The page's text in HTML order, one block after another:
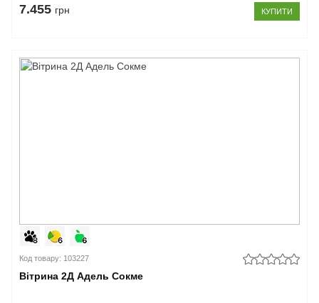
7.455 грн КУПИТИ
Код товару: 103227
Вітрина 2Д Адель Сокме